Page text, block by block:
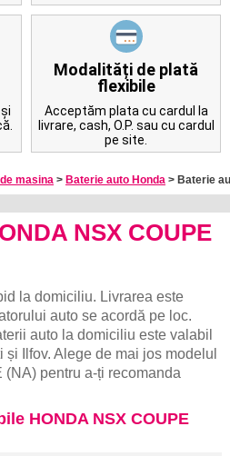
Modalități de plată
flexibile
Acceptăm plata cu cardul la
livrare, cash, O.P. sau cu cardul
pe site.
masina > Baterie auto Honda > Baterie
NSX COUPE
la domiciliu. Livrarea este
auto se acordă pe loc.
auto la domiciliu este valabil
Ilfov. Alege de mai jos modelul
pentru a-ți recomanda
HONDA NSX COUPE